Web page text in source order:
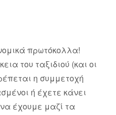
πρωτόκολλα!
του ταξιδιού (και οι
η συμμετοχή
ή έχετε κάνει
έχουμε μαζί τα